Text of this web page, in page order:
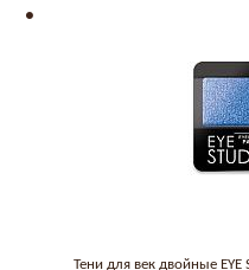
Тени для век двойные